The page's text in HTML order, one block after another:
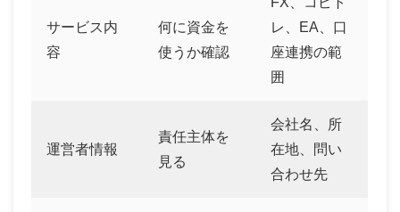
サービス内
容
何に資金を
使うか確認
レ、EA、口
座連携の範
囲
運営者情報
責任主体を
見る
会社名、所
在地、問い
合わせ先